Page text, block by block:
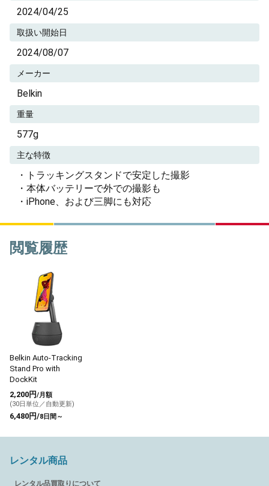
2024/04/25
取扱い開始日
2024/08/07
メーカー
Belkin
重量
577g
主な特徴
・トラッキングスタンドで安定した撮影
・本体バッテリーで外での撮影も
・iPhone、および三脚にも対応
閲覧履歴
Belkin Auto-Tracking
Stand Pro with
DockKit
2,200円/月額
(30日単位／自動更新)
6,480円/8日間～
レンタル商品
レンタル品買取りについて